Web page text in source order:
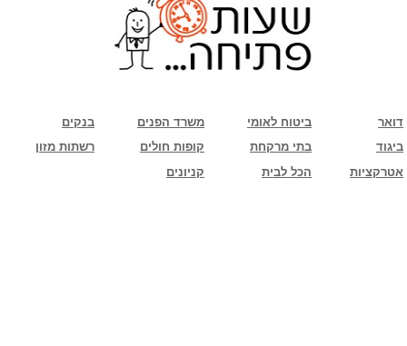
בנקים משרד הפנים ביטוח לאומי
דואר
רשתות מזון
קופות חולים בתי מרקחת
ביגוד
קניונים
הכל לבית אטרקציות